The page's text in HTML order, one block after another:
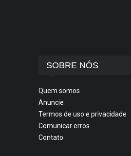
SOBRE NÓS
Quem somos
Anuncie
Termos de uso e privacidade
Comunicar erros
Contato